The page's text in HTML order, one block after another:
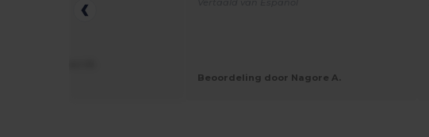
Beoordeling door Nagore A.